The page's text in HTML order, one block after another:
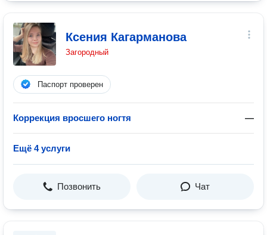
Ксения Кагарманова
Загородный
Паспорт проверен
Коррекция вросшего ногтя —
Ещё 4 услуги
Позвонить Чат